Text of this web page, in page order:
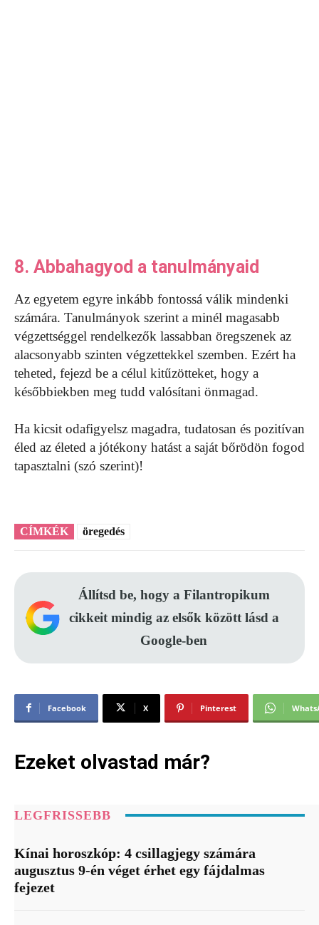
8. Abbahagyod a tanulmányaid
Az egyetem egyre inkább fontossá válik mindenki
számára. Tanulmányok szerint a minél magasabb
végzettséggel rendelkezők lassabban öregszenek az
alacsonyabb szinten végzettekkel szemben. Ezért ha
teheted, fejezd be a célul kitűzötteket, hogy a
későbbiekben meg tudd valósítani önmagad.
Ha kicsit odafigyelsz magadra, tudatosan és pozitívan
éled az életed a jótékony hatást a saját bőrödön fogod
tapasztalni (szó szerint)!
CÍMKÉK öregedés
Állítsd be, hogy a Filantropikum
cikkeit mindig az elsők között lásd a
Google-ben
Facebook X Pinterest
Ezeket olvastad már?
LEGFRISSEBB
Kínai horoszkóp: 4 csillagjegy számára
augusztus 9-én véget érhet egy fájdalmas
fejezet